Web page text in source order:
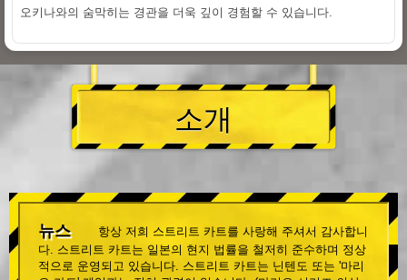
오키나와의 숨막히는 경관을 더욱 깊이 경험할 수 있습니다.
소개
뉴스
항상 저희 스트리트 카트를 사랑해 주셔서 감사합니
다. 스트리트 카트는 일본의 현지 법률을 철저히 준수하며 정상
적으로 운영되고 있습니다. 스트리트 카트는 닌텐도 또는 '마리